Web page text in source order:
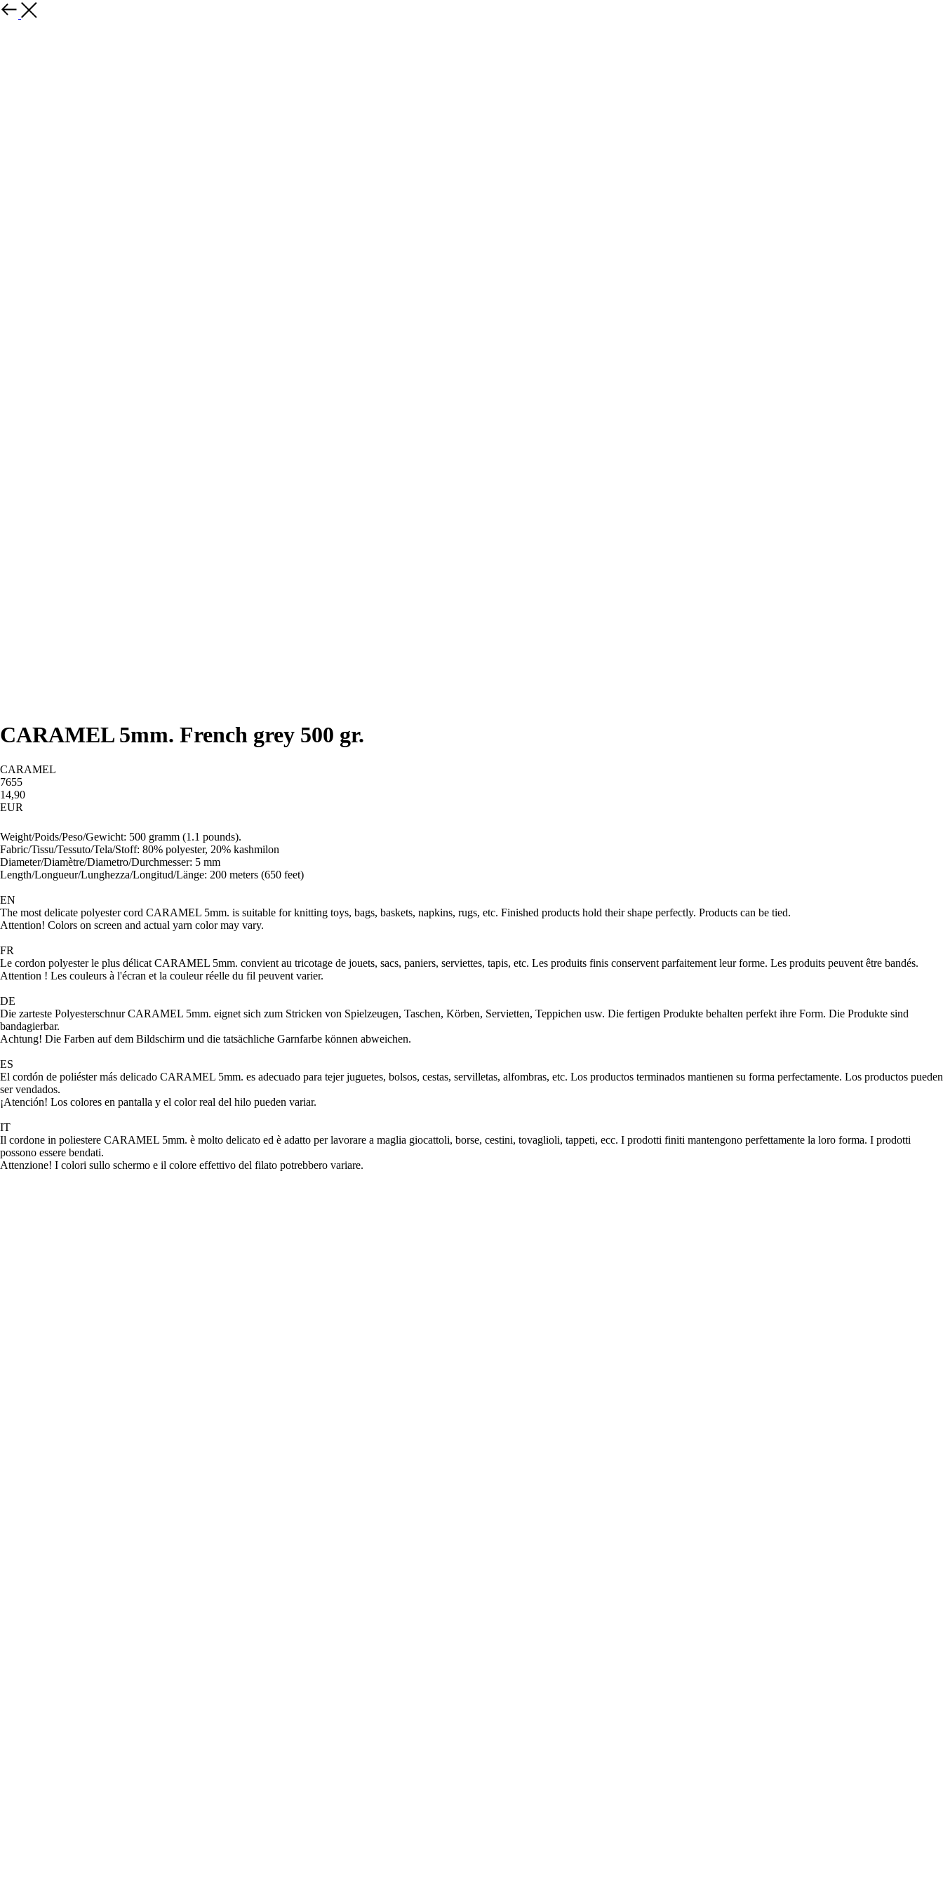
CARAMEL 5mm. French grey 500 gr.
CARAMEL
7655
14,90
EUR
Weight/Poids/Peso/Gewicht: 500 gramm (1.1 pounds).
Fabric/Tissu/Tessuto/Tela/Stoff: 80% polyester, 20% kashmilon
Diameter/Diamètre/Diametro/Durchmesser: 5 mm
Length/Longueur/Lunghezza/Longitud/Länge: 200 meters (650 feet)
EN
The most delicate polyester cord CARAMEL 5mm. is suitable for knitting toys, bags, baskets, napkins, rugs, etc. Finished products hold their shape perfectly. Products can be tied.
Attention! Colors on screen and actual yarn color may vary.
FR
Le cordon polyester le plus délicat CARAMEL 5mm. convient au tricotage de jouets, sacs, paniers, serviettes, tapis, etc. Les produits finis conservent parfaitement leur forme. Les produits peuvent être bandés.
Attention ! Les couleurs à l'écran et la couleur réelle du fil peuvent varier.
DE
Die zarteste Polyesterschnur CARAMEL 5mm. eignet sich zum Stricken von Spielzeugen, Taschen, Körben, Servietten, Teppichen usw. Die fertigen Produkte behalten perfekt ihre Form. Die Produkte sind
bandagierbar.
Achtung! Die Farben auf dem Bildschirm und die tatsächliche Garnfarbe können abweichen.
ES
El cordón de poliéster más delicado CARAMEL 5mm. es adecuado para tejer juguetes, bolsos, cestas, servilletas, alfombras, etc. Los productos terminados mantienen su forma perfectamente. Los productos pueden
ser vendados.
¡Atención! Los colores en pantalla y el color real del hilo pueden variar.
IT
Il cordone in poliestere CARAMEL 5mm. è molto delicato ed è adatto per lavorare a maglia giocattoli, borse, cestini, tovaglioli, tappeti, ecc. I prodotti finiti mantengono perfettamente la loro forma. I prodotti
possono essere bendati.
Attenzione! I colori sullo schermo e il colore effettivo del filato potrebbero variare.